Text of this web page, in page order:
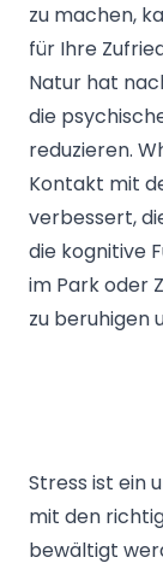
zu machen,
für Ihre
Natur hat
die
reduzieren.
Kontakt mit
verbessert,
die kognitive
im Park oder
zu beruhigen
Stress ist ein
mit den
bewältigt